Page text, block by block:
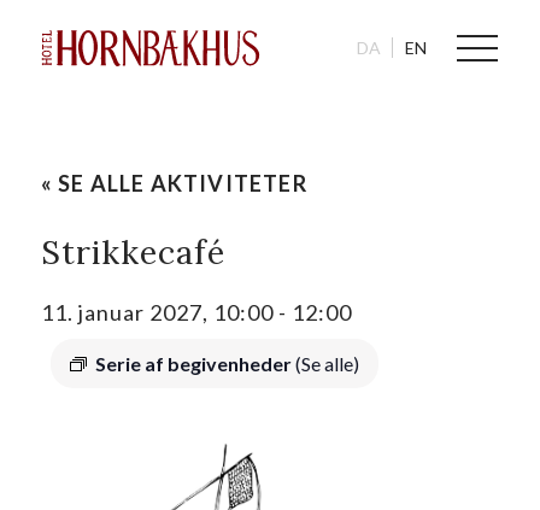
DA EN
« SE ALLE AKTIVITETER
Strikkecafé
11. januar 2027, 10:00- 12:00
Serie af begivenheder(Se alle)